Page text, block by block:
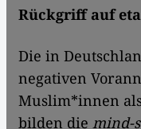
Rückgriff auf
Die in
negativen
Muslim*innen
bilden die mind-